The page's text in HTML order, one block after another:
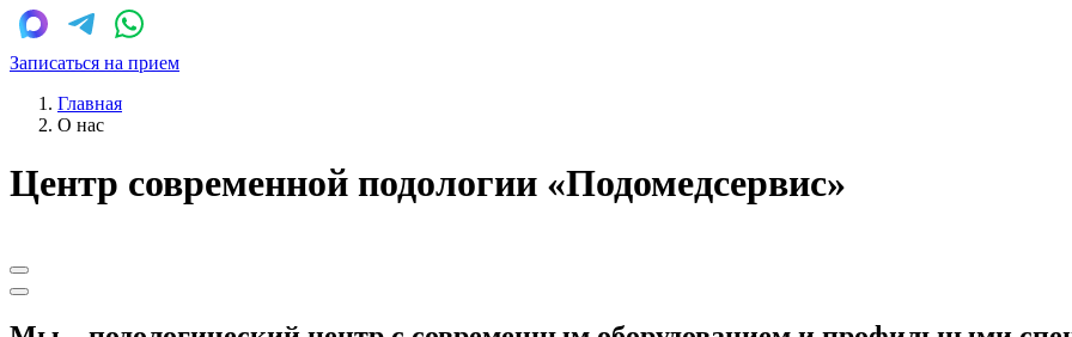
Записаться на прием
Главная
О нас
Центр современной подологии «Подомедсервис»